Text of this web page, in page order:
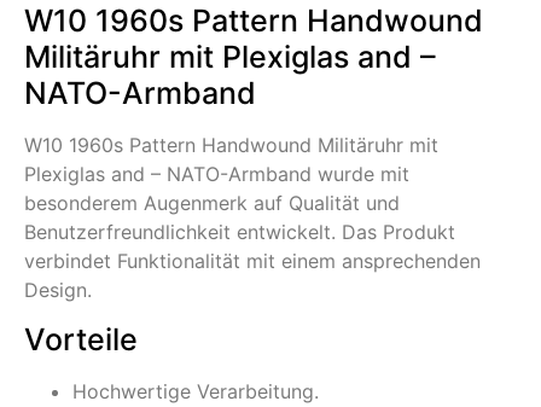
W10 1960s Pattern Handwound
Militäruhr mit Plexiglas and –
NATO-Armband
W10 1960s Pattern Handwound Militäruhr mit
Plexiglas and – NATO-Armband wurde mit
besonderem Augenmerk auf Qualität und
Benutzerfreundlichkeit entwickelt. Das Produkt
verbindet Funktionalität mit einem ansprechenden
Design.
Vorteile
Hochwertige Verarbeitung.